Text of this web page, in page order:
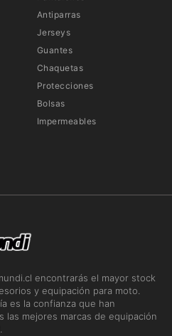
Antiparras
Jerseys
Guantes
Chaquetas
Protecciones
Bolsas
Impermeables
encontrarás el mayor stock
y equipación para moto.
es la confianza que han
las mejores marcas de equipación